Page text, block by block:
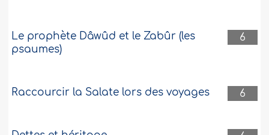
6
Le prophète Dâwûd et le Zabûr (les
psaumes)
6
Raccourcir la Salate lors des voyages